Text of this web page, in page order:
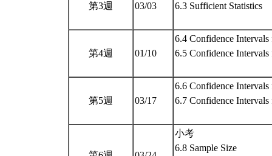
第3週 03/03
6.3 Sufficient Statistics
第4週 01/10
6.4 Confidence Intervals
6.5 Confidence
第5週 03/17
6.6 Confidence Intervals
6.7 Confidence
小考
6.8 Sample Size